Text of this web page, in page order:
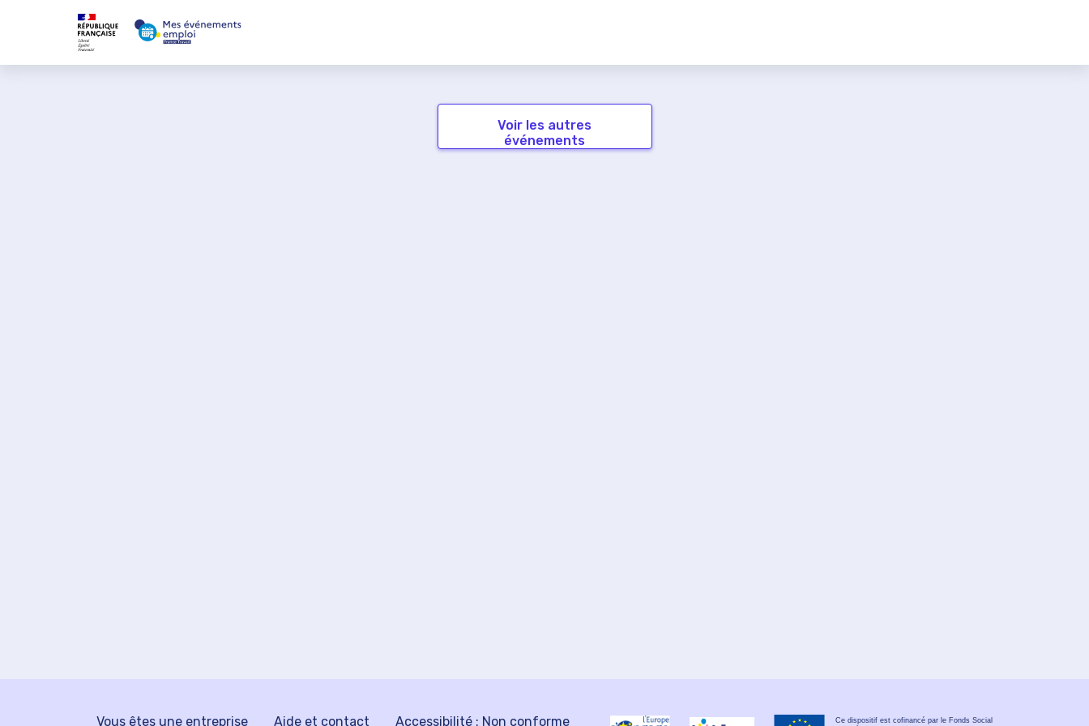
Voir les autres
événements
Vous êtes une entreprise Aide et contact Accessibilité : Non conforme
Ce dispositif est cofinancé par le Fonds Social